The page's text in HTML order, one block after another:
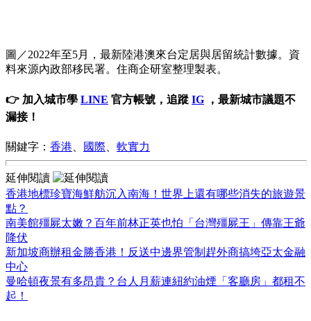
圖／2022年至5月，最新陸港澳來台定居與居留統計數據。資
料來源內政部移民署。住商企研室整理製表。
👉 加入城市學 LINE 官方帳號，追蹤 IG ，最新城市議題不
漏接！
關鍵字： 香港 國際 軟實力
延伸閱讀
香港地標珍寶海鮮舫沉入南海！世界上還有哪些消失的旅遊景
點？
南美館殭屍太嫩？百年前林正英也怕「台灣殭屍王」傳靠王爺
降伏
新加坡商辦租金勝香港！反送中邊界管制趕外商搞垮亞太金融
中心
曼哈頓夜景有多昂貴？台人月薪連紐約油煙「客廳房」都租不
起！